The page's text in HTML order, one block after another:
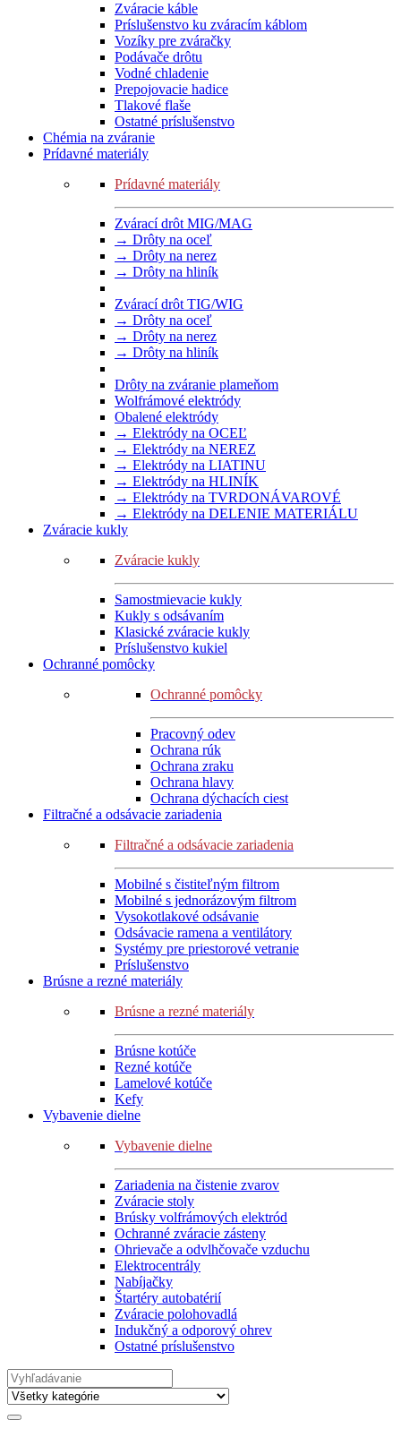
Zváracie káble
Príslušenstvo ku zváracím káblom
Vozíky pre zváračky
Podávače drôtu
Vodné chladenie
Prepojovacie hadice
Tlakové flaše
Ostatné príslušenstvo
Chémia na zváranie
Prídavné materiály
Prídavné materiály
Zvárací drôt MIG/MAG
→ Drôty na oceľ
→ Drôty na nerez
→ Drôty na hliník
Zvárací drôt TIG/WIG
→ Drôty na oceľ
→ Drôty na nerez
→ Drôty na hliník
Drôty na zváranie plameňom
Wolfrámové elektródy
Obalené elektródy
→ Elektródy na OCEĽ
→ Elektródy na NEREZ
→ Elektródy na LIATINU
→ Elektródy na HLINÍK
→ Elektródy na TVRDONÁVAROVÉ
→ Elektródy na DELENIE MATERIÁLU
Zváracie kukly
Zváracie kukly
Samostmievacie kukly
Kukly s odsávaním
Klasické zváracie kukly
Príslušenstvo kukiel
Ochranné pomôcky
Ochranné pomôcky
Pracovný odev
Ochrana rúk
Ochrana zraku
Ochrana hlavy
Ochrana dýchacích ciest
Filtračné a odsávacie zariadenia
Filtračné a odsávacie zariadenia
Mobilné s čistiteľným filtrom
Mobilné s jednorázovým filtrom
Vysokotlakové odsávanie
Odsávacie ramena a ventilátory
Systémy pre priestorové vetranie
Príslušenstvo
Brúsne a rezné materiály
Brúsne a rezné materiály
Brúsne kotúče
Rezné kotúče
Lamelové kotúče
Kefy
Vybavenie dielne
Vybavenie dielne
Zariadenia na čistenie zvarov
Zváracie stoly
Brúsky volfrámových elektród
Ochranné zváracie zásteny
Ohrievače a odvlhčovače vzduchu
Elektrocentrály
Nabíjačky
Štartéry autobatérií
Zváracie polohovadlá
Indukčný a odporový ohrev
Ostatné príslušenstvo
Search
for: